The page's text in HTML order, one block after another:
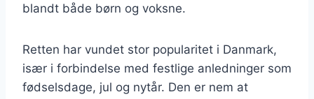
blandt både børn og voksne.
Retten har vundet stor popularitet i Danmark,
især i forbindelse med festlige anledninger som
fødselsdage, jul og nytår. Den er nem at